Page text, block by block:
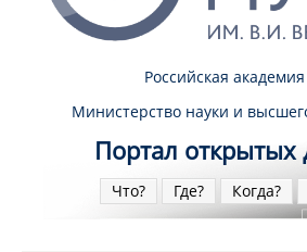
Российская
Министерство науки и
Портал
Что? Где? Когда?